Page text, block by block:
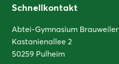
Schnellkontakt
Abtei-Gymnasium Brauweiler
Kastanienallee 2
50259 Pulheim